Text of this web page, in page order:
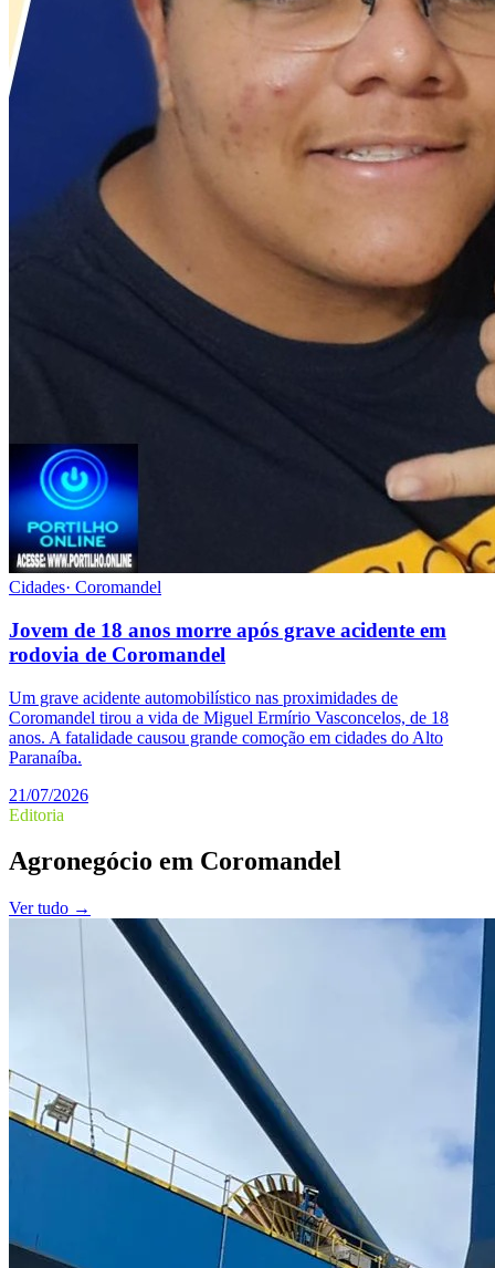
Cidades· Coromandel
Jovem de 18 anos morre após grave acidente em
rodovia de Coromandel
Um grave acidente automobilístico nas proximidades de
Coromandel tirou a vida de Miguel Ermírio Vasconcelos, de 18
anos. A fatalidade causou grande comoção em cidades do Alto
Paranaíba.
21/07/2026
Editoria
Agronegócio em Coromandel
Ver tudo →